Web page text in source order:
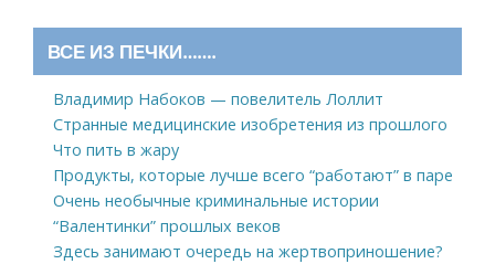
ВСЕ ИЗ ПЕЧКИ…….
Владимир Набоков — повелитель Лоллит
Странные медицинские изобретения из прошлого
Что пить в жару
Продукты, которые лучше всего “работают” в паре
Очень необычные криминальные истории
“Валентинки” прошлых веков
Здесь занимают очередь на жертвоприношение?